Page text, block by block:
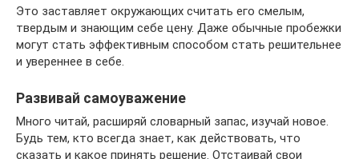
Это заставляет окружающих считать его смелым,
твердым и знающим себе цену. Даже обычные пробежки
могут стать эффективным способом стать решительнее
и увереннее в себе.
Развивай самоуважение
Много читай, расширяй словарный запас, изучай новое.
Будь тем, кто всегда знает, как действовать, что
сказать и какое принять решение. Отстаивай свои